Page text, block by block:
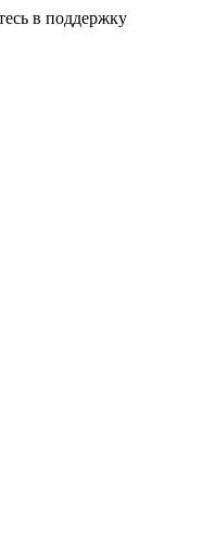
в поддержку